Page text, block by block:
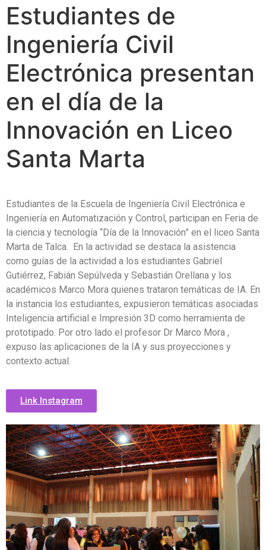
Estudiantes de
Ingeniería Civil
Electrónica presentan
en el día de la
Innovación en Liceo
Santa Marta
Estudiantes de la Escuela de Ingeniería Civil Electrónica e
Ingeniería en Automatización y Control, participan en Feria de
la ciencia y tecnología “Día de la Innovación” en el liceo Santa
Marta de Talca. En la actividad se destaca la asistencia
como guías de la actividad a los estudiantes Gabriel
Gutiérrez, Fabián Sepúlveda y Sebastián Orellana y los
académicos Marco Mora quienes trataron temáticas de IA. En
la instancia los estudiantes, expusieron temáticas asociadas
Inteligencia artificial e Impresión 3D como herramienta de
prototipado. Por otro lado el profesor Dr Marco Mora ,
expuso las aplicaciones de la IA y sus proyecciones y
contexto actual.
Link Instagram